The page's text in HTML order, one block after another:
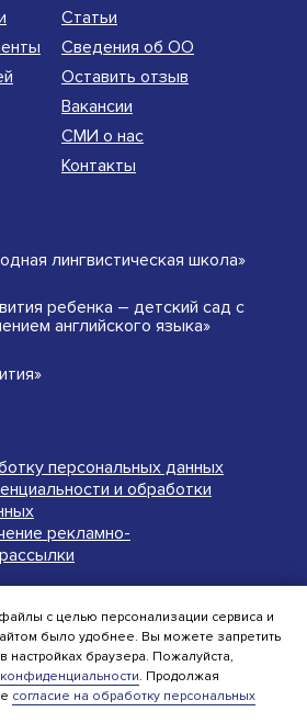
ребенка – детский сад с
английского языка»
лингвистическая школа»
Сведения об ОО
Вакансии
Оставить отзыв
Статьи
СМИ о нас
Контакты
Primary School 2004-2026
персональных данных
и обработки
рекламно-
с целью персонализации сервиса и
было удобнее. Вы можете запретить
браузера. Пожалуйста,
. Продолжая
согласие на обработку персональных